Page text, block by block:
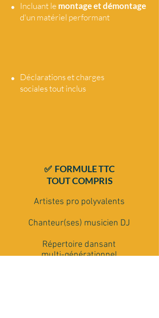
• Incluant le montage et démontage
d'un matériel performant
• Déclarations et charges
sociales toutinclus
✅ FORMULE TTC
TOUT COMPRIS
Artistes pro polyvalents
Chanteur(ses) musicien DJ
Répertoire dansant
multi-générationnel